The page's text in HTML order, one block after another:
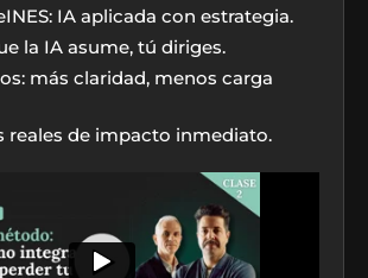
IA aplicada con estrategia.
la IA asume, tú diriges.
más claridad, menos carga
reales de impacto inmediato.